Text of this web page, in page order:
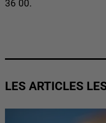
36 00.
LES ARTICLES